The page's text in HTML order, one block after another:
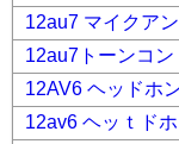
12au7 マイクア
12au7トーンコ
12AV6 ヘッドホ
12av6 ヘッｔド